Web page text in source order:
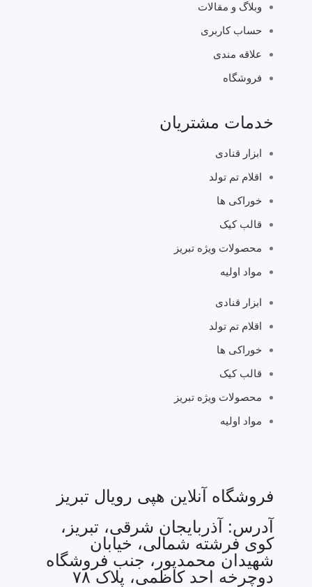
وبلاگ و مقالات
حساب کاربری
علاقه مندی
فروشگاه
خدمات مشتریان
ابزار قنادی
اقلام تم تولد
خوراکی ها
قالب کیک
محصولات ویژه تبریز
مواد اولیه
ابزار قنادی
اقلام تم تولد
خوراکی ها
قالب کیک
محصولات ویژه تبریز
مواد اولیه
فروشگاه آنلاین هپی رویال تبریز
آدرس: آذربایجان شرقی، تبریز،
کوی فرشته شمالی، خیابان
شهیدان محمدپور، جنب فروشگاه
دوچرخه احد کاظمی، پلاک ۷۸